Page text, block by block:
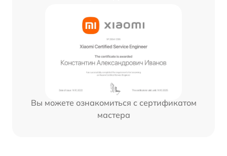
Вы можете ознакомиться с сертификатом
мастера